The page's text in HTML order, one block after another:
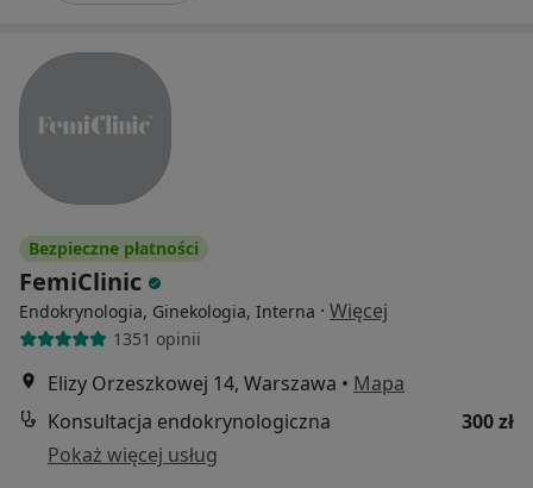
Bezpieczne płatności
FemiClinic
Endokrynologia, Ginekologia, Interna · Więcej
1351 opinii
Elizy Orzeszkowej 14, Warszawa • Mapa
Konsultacja endokrynologiczna
300 zł
Pokaż więcej usług